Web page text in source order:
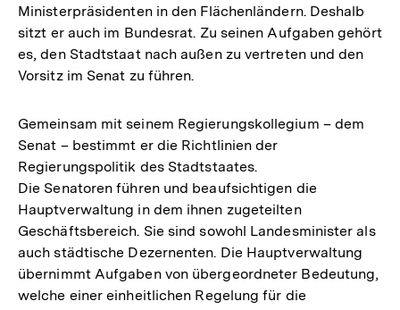
Ministerpräsidenten in den Flächenländern. Deshalb
sitzt er auch im Bundesrat. Zu seinen Aufgaben gehört
es, den Stadtstaat nach außen zu vertreten und den
Vorsitz im Senat zu führen.
Gemeinsam mit seinem Regierungskollegium – dem
Senat – bestimmt er die Richtlinien der
Regierungspolitik des Stadtstaates.
Die Senatoren führen und beaufsichtigen die
Hauptverwaltung in dem ihnen zugeteilten
Geschäftsbereich. Sie sind sowohl Landesminister als
auch städtische Dezernenten. Die Hauptverwaltung
übernimmt Aufgaben von übergeordneter Bedeutung,
welche einer einheitlichen Regelung für die